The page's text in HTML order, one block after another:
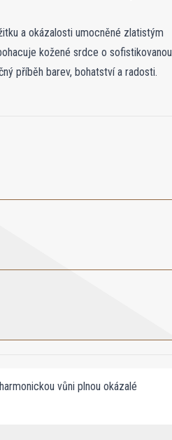
kožené srdce o sofistikovanou
příběh barev, bohatství a radosti.
vůni plnou okázalé